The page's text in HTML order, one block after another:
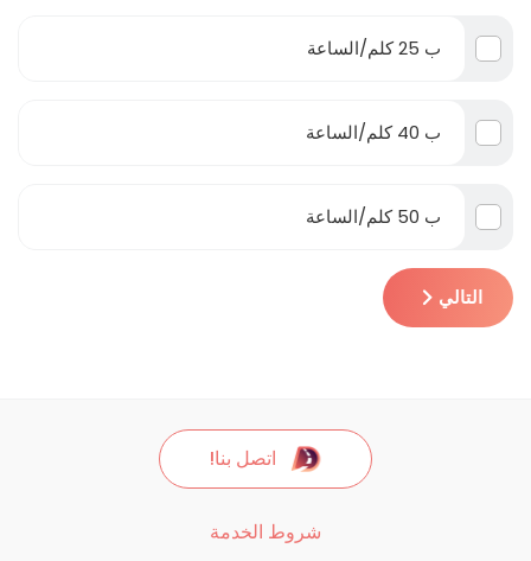
ب 25 كلم/الساعة
ب 40 كلم/الساعة
ب 50 كلم/الساعة
التالي
اتصل بنا!
شروط الخدمة